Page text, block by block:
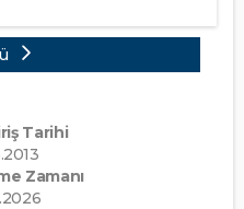
Tarihi
Zamanı